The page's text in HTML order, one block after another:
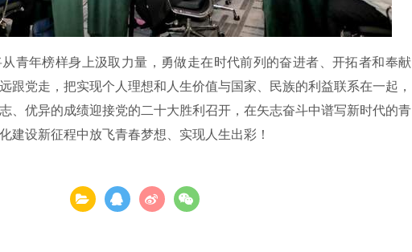
青年榜样身上汲取力量，勇做走在时代前列的奋进者、开拓者和奉献
跟党走，把实现个人理想和人生价值与国家、民族的利益联系在一起，
、优异的成绩迎接党的二十大胜利召开，在矢志奋斗中谱写新时代的青
建设新征程中放飞青春梦想、实现人生出彩！